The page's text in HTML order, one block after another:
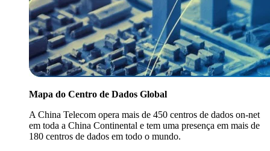
Mapa do Centro de Dados Global
A China Telecom opera mais de 450 centros de dados on-net
em toda a China Continental e tem uma presença em mais de
180 centros de dados em todo o mundo.